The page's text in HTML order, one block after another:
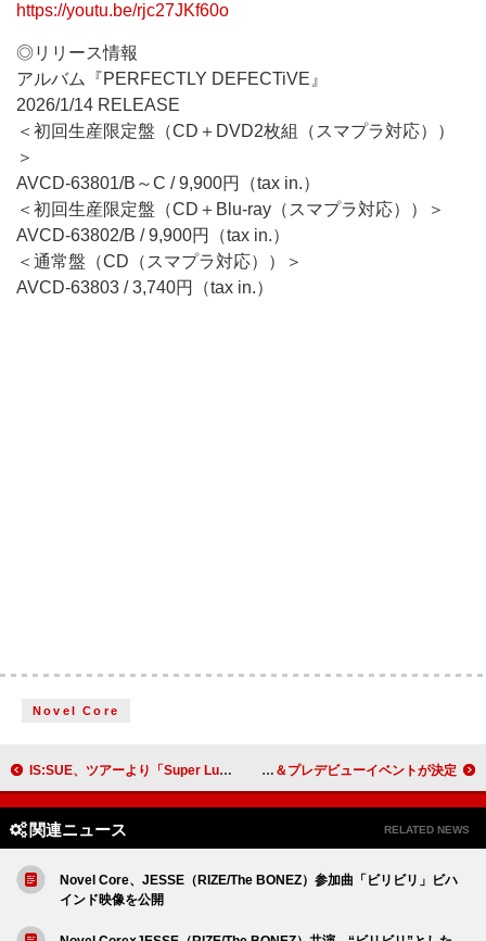
https://youtu.be/rjc27JKf60o
◎リリース情報
アルバム『PERFECTLY DEFECTiVE』
2026/1/14 RELEASE
＜初回生産限定盤（CD＋DVD2枚組（スマプラ対応））
＞
AVCD-63801/B～C / 9,900円（tax in.）
＜初回生産限定盤（CD＋Blu-ray（スマプラ対応））＞
AVCD-63802/B / 9,900円（tax in.）
＜通常盤（CD（スマプラ対応））＞
AVCD-63803 / 3,740円（tax in.）
Novel Core
IS:SUE、ツアーより「Super Luna」ライブ映像を公開 シングルリード曲「Phase」韓国語バージョン配信へ プー・ルイ率いる新グループ・PIGMONZ、デビューアルバム発売＆プレデビューイベントが決定
関連ニュース RELATED NEWS
Novel Core、JESSE（RIZE/The BONEZ）参加曲「ビリビリ」ビハ
インド映像を公開